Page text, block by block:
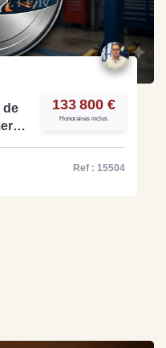
de
133 800 €
Honoraires inclus
Ref : 15504